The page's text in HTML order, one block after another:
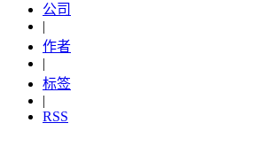
公司
|
作者
|
标签
|
RSS